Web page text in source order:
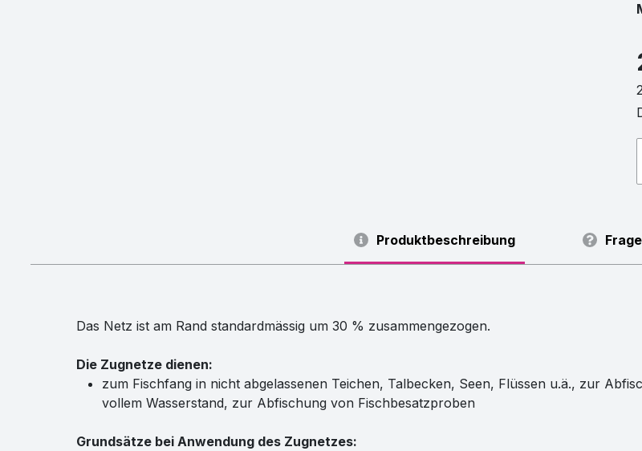
Produktbeschreibung
Das Netz ist am Rand standardmässig um 30 % zusammengezogen.
Die Zugnetze dienen:
zum Fischfang in nicht abgelassenen Teichen, Talbecken, Seen, Flüssen u.ä., zur
vollem Wasserstand, zur Abfischung von Fischbesatzproben
Grundsätze bei Anwendung des Zugnetzes: